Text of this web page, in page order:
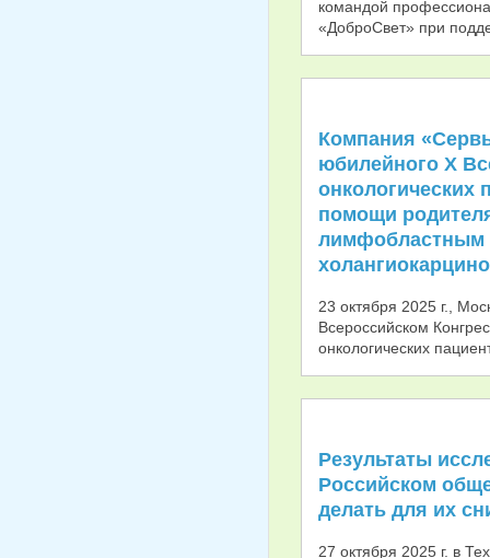
командой
«ДоброСвет» при
Компания
юбилейного X
онкологических
помощи
лимфобластным
23 октября 2025 г.,
Всероссийском
онкологических
Результаты
Российском
делать для их
27 октября 2025 г. в